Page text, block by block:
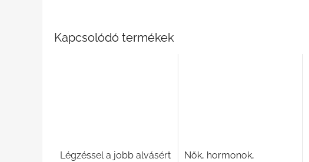
Kapcsolódó termékek
Légzéssel a jobb alvásért
Nők, hormonok,